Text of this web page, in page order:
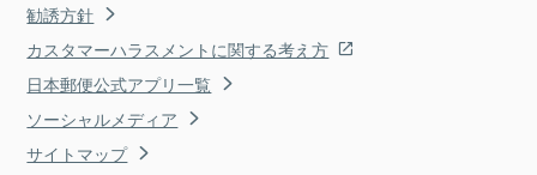
勧誘方針
カスタマーハラスメントに関する考え方
日本郵便公式アプリ一覧
ソーシャルメディア
サイトマップ